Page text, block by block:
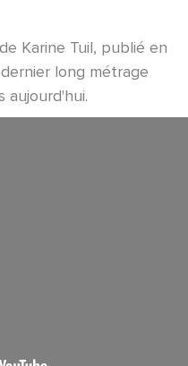
Karine Tuil, publié en
long métrage
aujourd'hui.